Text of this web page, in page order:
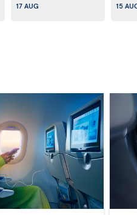
17 AUG
15